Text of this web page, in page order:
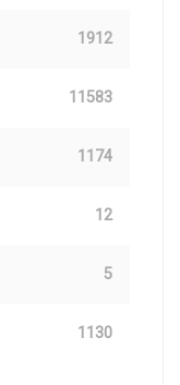
1912
11583
1174
12
5
1130